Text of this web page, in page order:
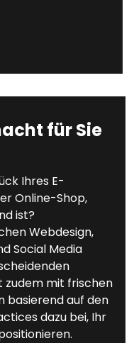
für Sie
Ihres E-
Online-Shop,
ist?
Webdesign,
Social Media
zudem mit frischen
basierend auf den
dazu bei, Ihr